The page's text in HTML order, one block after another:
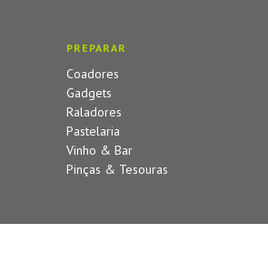
PREPARAR
Coadores
Gadgets
Raladores
Pastelaria
Vinho & Bar
Pinças & Tesouras